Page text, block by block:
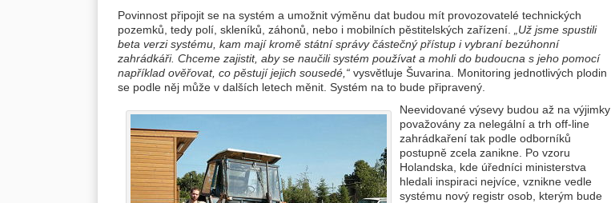
Povinnost připojit se na systém a umožnit výměnu dat budou mít provozovatelé technických
pozemků, tedy polí, skleníků, záhonů, nebo i mobilních pěstitelských zařízení.
„Už jsme spustili
beta verzi systému, kam mají kromě státní správy částečný přístup i vybraní bezúhonní
zahrádkáři. Chceme zajistit, aby se naučili systém používat a mohli do budoucna s jeho pomocí
například ověřovat, co pěstují jejich sousedé,“ vysvětluje Šuvarina. Monitoring jednotlivých plodin
se podle něj může v dalších letech měnit. Systém na to bude připravený.
Neevidované výsevy budou až na výjimky
považovány za nelegální a trh off-line
zahrádkaření tak podle odborníků
postupně zcela zanikne. Po vzoru
Holandska, kde úředníci ministerstva
hledali inspiraci nejvíce, vznikne vedle
systému nový registr osob, kterým bude